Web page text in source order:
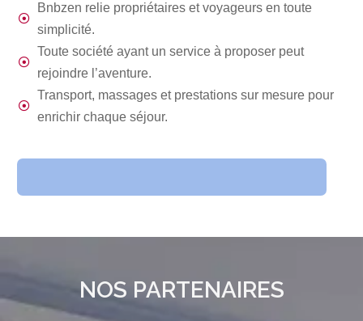
Bnbzen relie propriétaires et voyageurs en toute
simplicité.
Toute société ayant un service à proposer peut
rejoindre l’aventure.
Transport, massages et prestations sur mesure pour
enrichir chaque séjour.
NOS PARTENAIRES